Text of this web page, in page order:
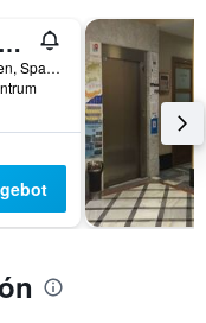
Lanjaron Rural
Lanjarón, Andalusien, Spanien